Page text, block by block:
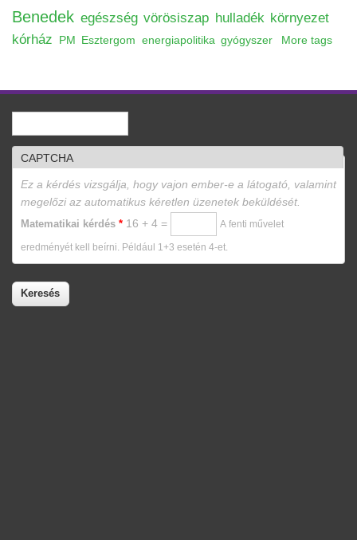
Benedek egészség vörösiszap hulladék környezet
kórház
PM Esztergom energiapolitika gyógyszer More tags
CAPTCHA
Ez a kérdés vizsgálja, hogy vajon ember-e a látogató, valamint
megelőzi az automatikus kéretlen üzenetek beküldését.
Matematikai kérdés * 16 + 4 = A fenti művelet
eredményét kell beírni. Például 1+3 esetén 4-et.